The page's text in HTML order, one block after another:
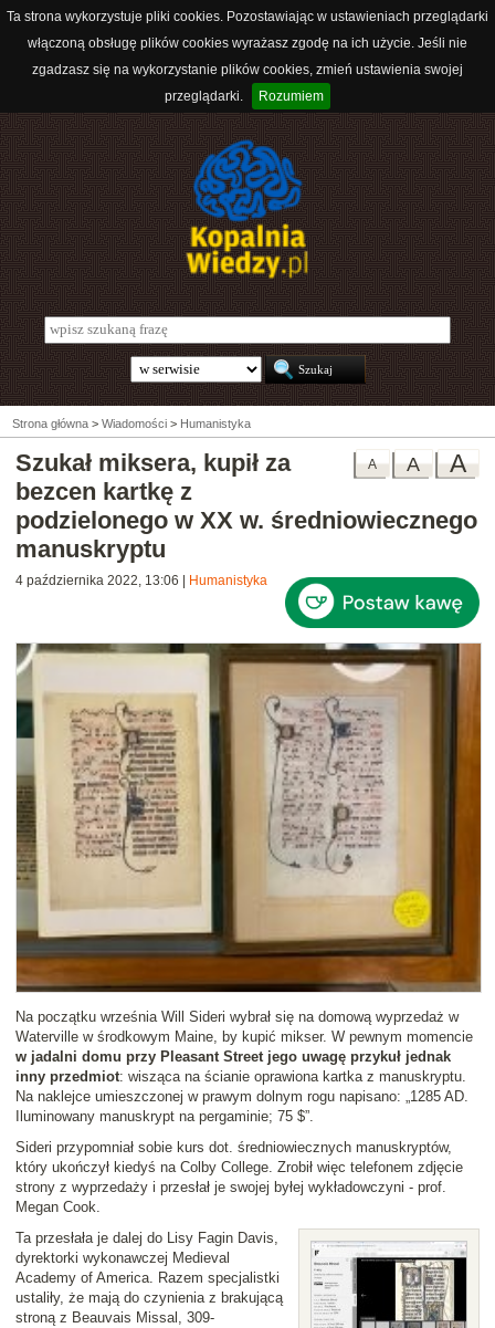
Ta strona wykorzystuje pliki cookies. Pozostawiając w ustawieniach przeglądarki
włączoną obsługę plików cookies wyrażasz zgodę na ich użycie. Jeśli nie
zgadzasz się na wykorzystanie plików cookies, zmień ustawienia swojej
przeglądarki.
Rozumiem
Strona główna > Wiadomości > Humanistyka
A
A
A
Szukał miksera, kupił za
bezcen kartkę z
podzielonego w XX w. średniowiecznego
manuskryptu
4 października 2022, 13:06 Humanistyka
Na początku września Will Sideri wybrał się na domową wyprzedaż w
Waterville w środkowym Maine, by kupić mikser. W pewnym momencie
w jadalni domu przy Pleasant Street jego uwagę przykuł jednak
inny przedmiot: wisząca na ścianie oprawiona kartka z manuskryptu.
Na naklejce umieszczonej w prawym dolnym rogu napisano: „1285 AD.
Iluminowany manuskrypt na pergaminie; 75 $”.
Sideri przypomniał sobie kurs dot. średniowiecznych manuskryptów,
który ukończył kiedyś na Colby College. Zrobił więc telefonem zdjęcie
strony z wyprzedaży i przesłał je swojej byłej wykładowczyni - prof.
Megan Cook.
Ta przesłała je dalej do Lisy Fagin Davis,
dyrektorki wykonawczej Medieval
Academy of America. Razem specjalistki
ustaliły, że mają do czynienia z brakującą
stroną z Beauvais Missal, 309-